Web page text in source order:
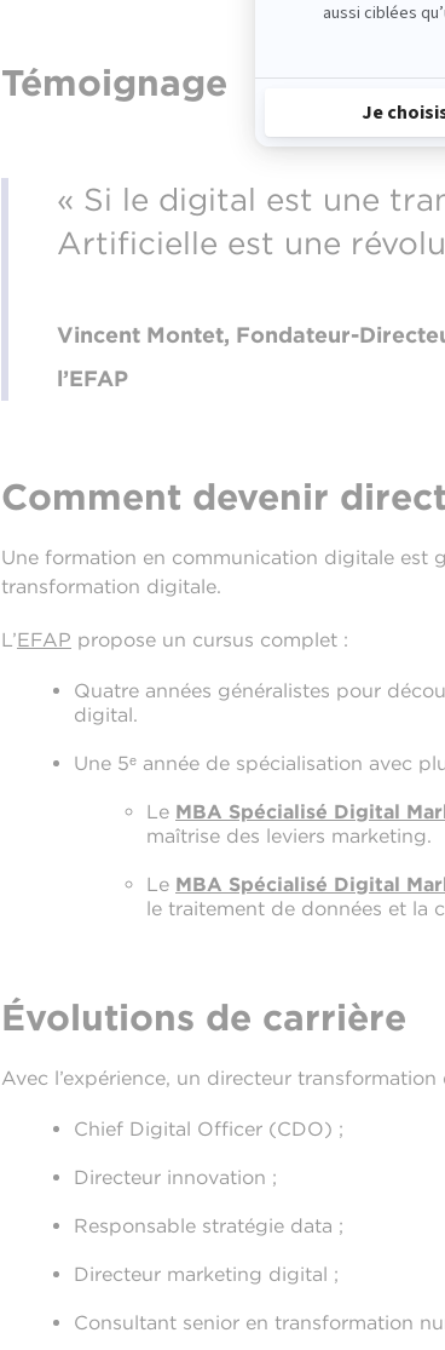
Témoignage
« Si le digital est une
Artificielle est une
Vincent Montet, Fondateur-
l’EFAP
Comment devenir
Une formation en communication digitale est
transformation digitale.
L’EFAP propose un cursus complet :
Quatre années généralistes pour
digital.
Une 5ᵉ année de spécialisation avec
Le MBA Spécialisé Digital
maîtrise des leviers marketing.
Le MBA Spécialisé Digital
le traitement de données et la
Évolutions de carrière
Avec l’expérience, un directeur
Chief Digital Officer (CDO) ;
Directeur innovation ;
Responsable stratégie data ;
Directeur marketing digital ;
Consultant senior en transformation